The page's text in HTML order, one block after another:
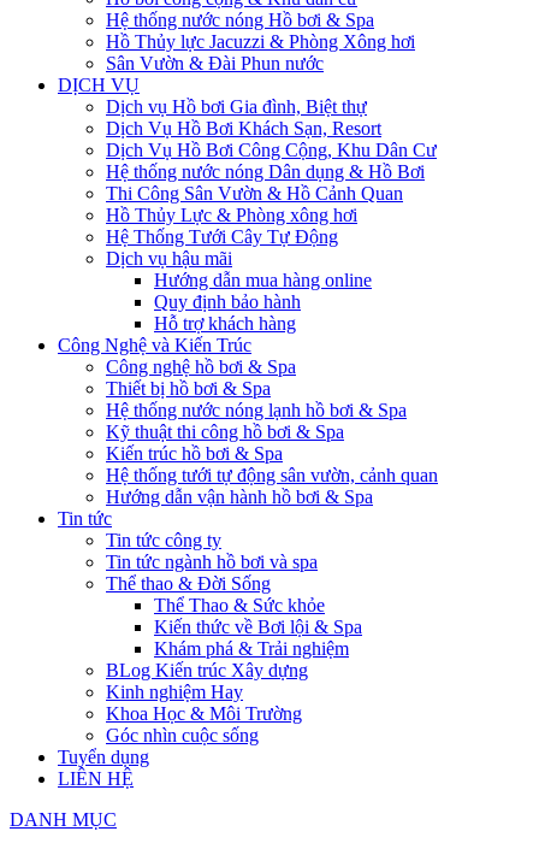
Hệ thống nước nóng Hồ bơi & Spa
Hồ Thủy lực Jacuzzi & Phòng Xông hơi
Sân Vườn & Đài Phun nước
DỊCH VỤ
Dịch vụ Hồ bơi Gia đình, Biệt thự
Dịch Vụ Hồ Bơi Khách Sạn, Resort
Dịch Vụ Hồ Bơi Công Cộng, Khu Dân Cư
Hệ thống nước nóng Dân dụng & Hồ Bơi
Thi Công Sân Vườn & Hồ Cảnh Quan
Hồ Thủy Lực & Phòng xông hơi
Hệ Thống Tưới Cây Tự Động
Dịch vụ hậu mãi
Hướng dẫn mua hàng online
Quy định bảo hành
Hỗ trợ khách hàng
Công Nghệ và Kiến Trúc
Công nghệ hồ bơi & Spa
Thiết bị hồ bơi & Spa
Hệ thống nước nóng lạnh hồ bơi & Spa
Kỹ thuật thi công hồ bơi & Spa
Kiến trúc hồ bơi & Spa
Hệ thống tưới tự động sân vườn, cảnh quan
Hướng dẫn vận hành hồ bơi & Spa
Tin tức
Tin tức công ty
Tin tức ngành hồ bơi và spa
Thể thao & Đời Sống
Thể Thao & Sức khỏe
Kiến thức về Bơi lội & Spa
Khám phá & Trải nghiệm
BLog Kiến trúc Xây dựng
Kinh nghiệm Hay
Khoa Học & Môi Trường
Góc nhìn cuộc sống
Tuyển dụng
LIÊN HỆ
DANH MỤC